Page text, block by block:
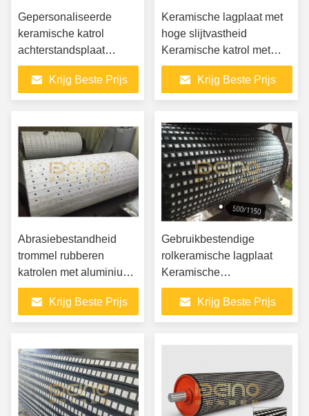
Gepersonaliseerde
keramische katrol
achterstandsplaat
slijtvastheid met
rubbercoating
Krijg Beste Prijs
Keramische lagplaat met
hoge slijtvastheid
Keramische katrol met
lagplaat
Krijg Beste Prijs
Abrasiebestandheid
trommel rubberen
katrolen met aluminium
keramische blokken
Krijg Beste Prijs
Gebruikbestendige
rolkeramische lagplaat
Keramische
rubberlagplaat
Krijg Beste Prijs